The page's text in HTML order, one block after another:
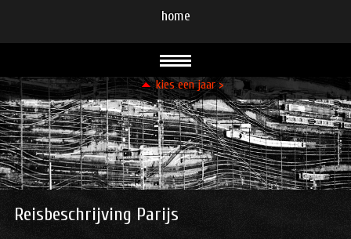
93 94 95 96 96 96 99 99 00 00 01 02
03 08 08 09 10 11 12 13 13 14 15 15 16
21 23 23 24
kies een jaar >
Reisbeschrijving Parijs
home